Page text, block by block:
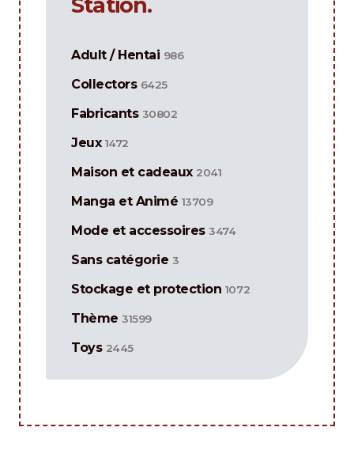
Station.
Adult / Hentai 986
Collectors 6425
Fabricants 30802
Jeux 1472
Maison et cadeaux 2041
Manga et Animé 13709
Mode et accessoires 3474
Sans catégorie 3
Stockage et protection 1072
Thème 31599
Toys 2445